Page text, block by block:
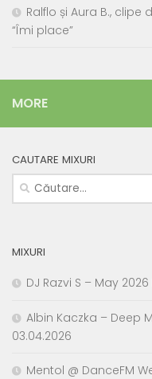
Ralflo și Aura B.,
“Îmi place”
MORE
CAUTARE MIXURI
Caută
după:
MIXURI
DJ Razvi S – May
Albin Kaczka – Deep
03.04.2026
Mentol @ DanceFM